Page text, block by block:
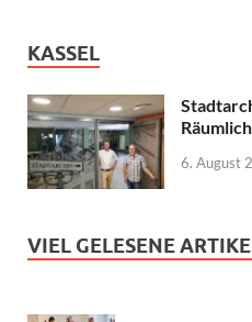
KASSEL
6. August
VIEL GELESENE